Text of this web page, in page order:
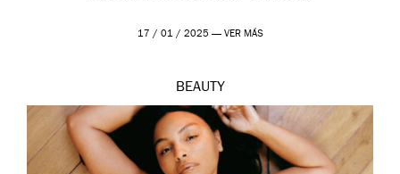
17 / 01 / 2025 — VER MÁS
BEAUTY